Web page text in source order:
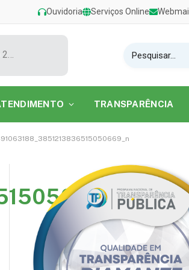
Ouvidoria Serviços Online Webmail
Show de Tarcísio do Acordeon encerra o Festival de Verão 2026 na Praia do Caripi
TRANSPARÊNCIA